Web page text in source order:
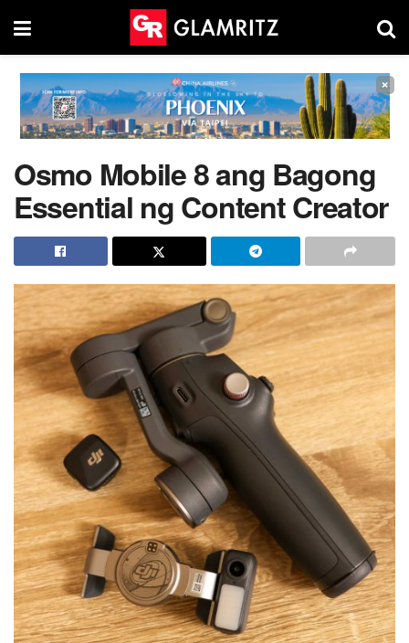
×
Osmo Mobile 8 ang Bagong
Essential ng Content Creator